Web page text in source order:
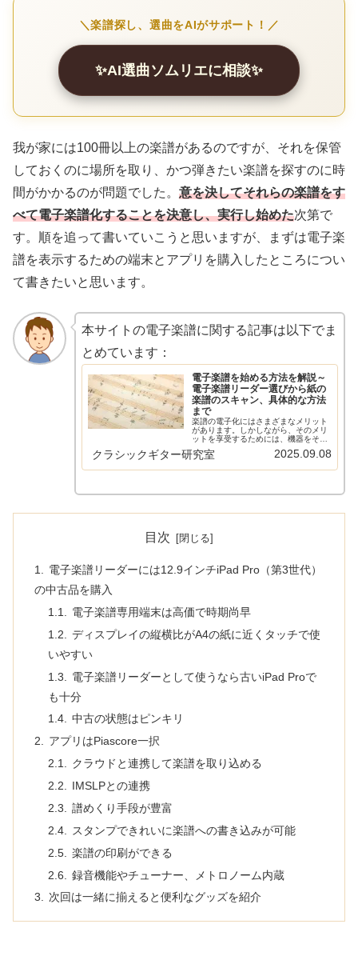
＼楽譜探し、選曲をAIがサポート！／
✨AI選曲ソムリエに相談✨
我が家には100冊以上の楽譜があるのですが、それを保管
しておくのに場所を取り、かつ弾きたい楽譜を探すのに時
間がかかるのが問題でした。 意を決してそれらの楽譜をす
べて電子楽譜化することを決意し、実行し始めた次第で
す。順を追って書いていこうと思いますが、まずは電子楽
譜を表示するための端末とアプリを購入したところについ
て書きたいと思います。
本サイトの電子楽譜に関する記事は以下でま
とめています：
電子楽譜を始める方法を解説～
電子楽譜リーダー選びから紙の
楽譜のスキャン、具体的な方法
まで
楽譜の電子化にはさまざまなメリット
があります。しかしながら、そのメリ
ットを享受するためには、機器をそろ
え、紙の楽譜をスキャンしてPDFにす
るなどの作業が必要です。この記事で
クラシックギター研究室 2025.09.08
目次
電子楽譜リーダーには12.9インチiPad Pro（第3世代）
の中古品を購入
電子楽譜専用端末は高価で時期尚早
ディスプレイの縦横比がA4の紙に近くタッチで使
いやすい
電子楽譜リーダーとして使うなら古いiPad Proで
も十分
中古の状態はピンキリ
アプリはPiascore一択
クラウドと連携して楽譜を取り込める
IMSLPとの連携
譜めくり手段が豊富
スタンプできれいに楽譜への書き込みが可能
楽譜の印刷ができる
録音機能やチューナー、メトロノーム内蔵
次回は一緒に揃えると便利なグッズを紹介